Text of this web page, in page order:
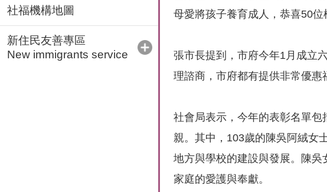
社福機構地圖
新住民友善專區
New immigrants service
母愛將孩子養育成人，恭喜50
張市長提到，市府今年1月成立
理諮商，市府都有提供非常優惠
社會局表示，今年的表彰名單
親。其中，103歲的陳吳阿絨女
地方與學校的建設與發展。陳
家庭的愛護與奉獻。